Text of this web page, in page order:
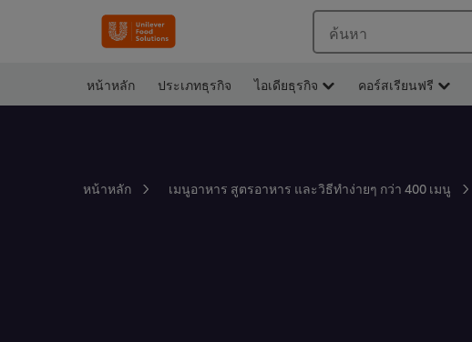
ค้นหา
หน้าหลัก ประเภทธุรกิจ ไอเดียธุรกิจ คอร์สเรียนฟรี
หน้าหลัก เมนูอาหาร สูตรอาหาร และวิธีทำง่ายๆ กว่า 400 เมนู